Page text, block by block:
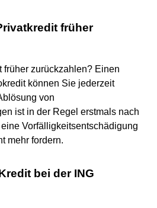
früher
früher zurückzahlen? Einen
können Sie jederzeit
von
ist in der Regel erstmals nach
Vorfälligkeitsentschädigung
mehr fordern.
bei der ING